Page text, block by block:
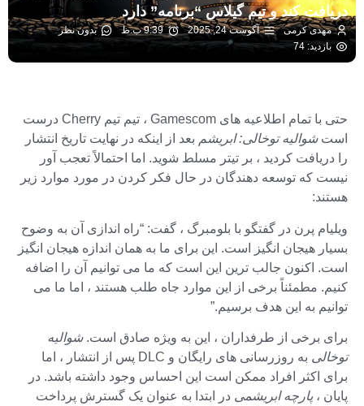
دریافت کند و تیم گیلاس “برنامه” دارد
مهدی کرمی آگوست 24, 2025 9:39 ب.ظ
بدون نظر
بازدید: 74
حتی با تمام اطلاعیه های Gamescom ، تیم تیم Cherry درست
استشوالیه توخالی: ابریشم بعد از اینکه در نهایت تاریخ انتشار
را دریافت کردید ، بر تیتر مسلط شوید. اما احتمالاً تعجب آور
نیست که توسعه دهندگان در حال فکر کردن در مورد موارد زیر
هستند:
ویلیام پرن در گفتگو با بلومبرگ ، گفت: “راه اندازی آن به وضوح
بسیار هیجان انگیز است. این برای ما به همان اندازه هیجان انگیز
است. اکنون جالب ترین این است که ما می توانیم آن را اضافه
کنیم. مطمئناً برخی از این موارد جاه طلب هستند ، اما ما می
توانیم به این هدف برسیم.”
برای برخی از طرفداران ، این به ویژه صادق است.شوالیه
توخالی
به روزرسانی های رایگان و DLC پس از انتشار ، اما
برای اکثر افراد ممکن است این احساس وجود داشته باشد. در
پایان ، پارچه ابریشمی در ابتدا به عنوان یک گسترش پرداخت